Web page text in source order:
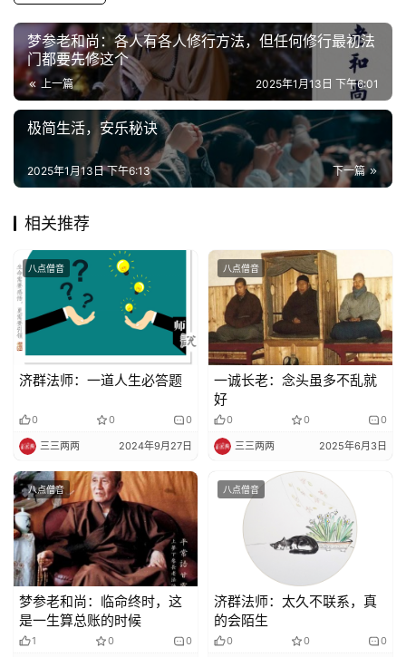
教
艺
术
政
策
规
免
声
明
梦参老和尚：各人有各人修行方法，但任何修行最初法
门都要先修这个
上一篇 2025年1月13日 下午6:01
极简生活，安乐秘诀
下一篇
2025年1月13日 下午6:13
相关推荐
八点僧音
济群法师：一道人生必答题
0 0 0
三三两两 2024年9月27日
八点僧音
一诚长老：念头虽多不乱就
好
0 0 0
三三两两 2025年6月3日
八点僧音
梦参老和尚：临命终时，这
是一生算总账的时候
1 0 0
八点僧音
济群法师：太久不联系，真
的会陌生
0 0 0